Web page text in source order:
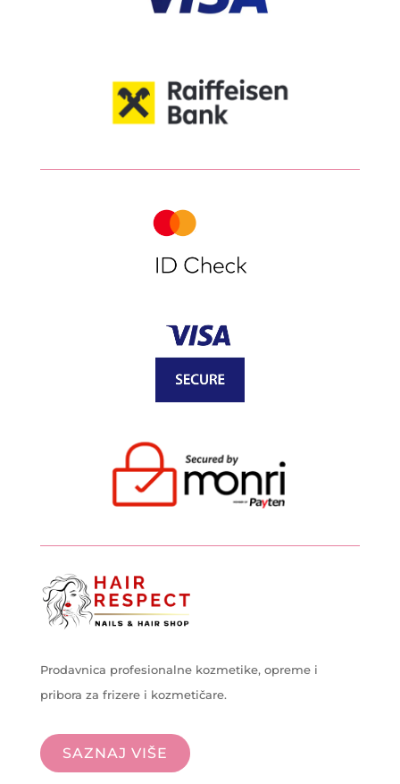
Prodavnica profesionalne kozmetike, opreme i
pribora za frizere i kozmetičare.
SAZNAJ VIŠE